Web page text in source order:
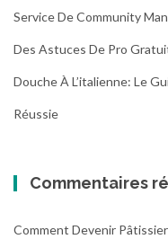
Service De Community
Des Astuces De Pro
Douche À L’italienne: Le
Réussie
Commentaires
Comment Devenir